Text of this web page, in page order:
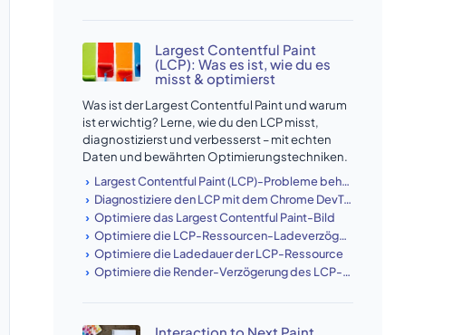
Largest Contentful Paint
(LCP): Was es ist, wie du es
misst & optimierst
Was ist der Largest Contentful Paint und warum
ist er wichtig? Lerne, wie du den LCP misst,
diagnostizierst und verbesserst – mit echten
Daten und bewährten Optimierungstechniken.
Largest Contentful Paint (LCP)-Probleme beheben und erkennen
Diagnostiziere den LCP mit dem Chrome DevTools Performance-Panel.
Optimiere das Largest Contentful Paint-Bild
Optimiere die LCP-Ressourcen-Ladeverzögerung
Optimiere die Ladedauer der LCP-Ressource
Optimiere die Render-Verzögerung des LCP-Elements.